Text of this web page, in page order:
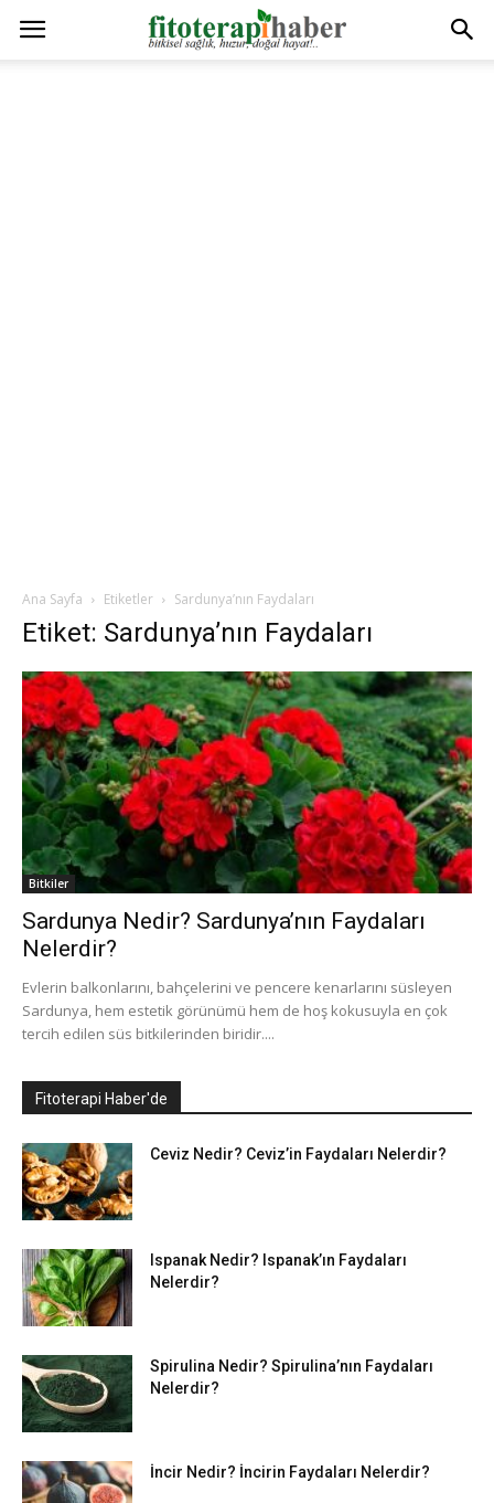
Ana Sayfa Etiketler Sardunya’nın Faydaları
Etiket: Sardunya’nın Faydaları
Bitkiler
Sardunya Nedir? Sardunya’nın Faydaları
Nelerdir?
Evlerin balkonlarını, bahçelerini ve pencere kenarlarını süsleyen
Sardunya, hem estetik görünümü hem de hoş kokusuyla en çok
tercih edilen süs bitkilerinden biridir....
Fitoterapi Haber'de
Ceviz Nedir? Ceviz’in Faydaları Nelerdir?
Ispanak Nedir? Ispanak’ın Faydaları
Nelerdir?
Spirulina Nedir? Spirulina’nın Faydaları
Nelerdir?
İncir Nedir? İncirin Faydaları Nelerdir?